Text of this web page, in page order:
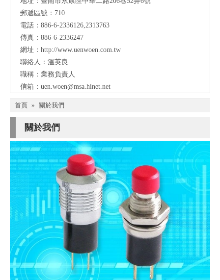
郵遞區號：710
電話：886-6-2336126,2313763
傳真：886-6-2336247
網址： http://www.uenwoen.com.tw
聯絡人：溫英良
職稱：業務負責人
信箱： uen.woen@msa.hinet.net
首頁 » 關於我們
關於我們